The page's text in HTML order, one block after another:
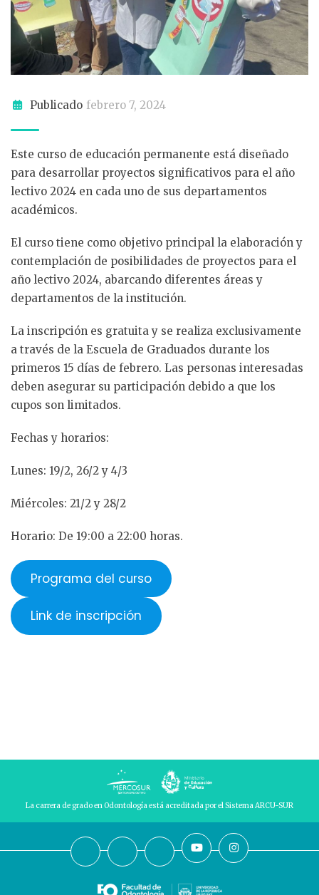
Publicado febrero 7, 2024
Este curso de educación permanente está diseñado
para desarrollar proyectos significativos para el año
lectivo 2024 en cada uno de sus departamentos
académicos.
El curso tiene como objetivo principal la elaboración y
contemplación de posibilidades de proyectos para el
año lectivo 2024, abarcando diferentes áreas y
departamentos de la institución.
La inscripción es gratuita y se realiza exclusivamente
a través de la Escuela de Graduados durante los
primeros 15 días de febrero. Las personas interesadas
deben asegurar su participación debido a que los
cupos son limitados.
Fechas y horarios:
Lunes: 19/2, 26/2 y 4/3
Miércoles: 21/2 y 28/2
Horario: De 19:00 a 22:00 horas.
Programa del curso
Link de inscripción
La carrera de grado en Odontología está acreditada por el Sistema ARCU-SUR